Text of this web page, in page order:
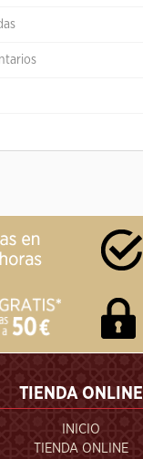
TIENDA ONLINE
INICIO
TIENDA ONLINE